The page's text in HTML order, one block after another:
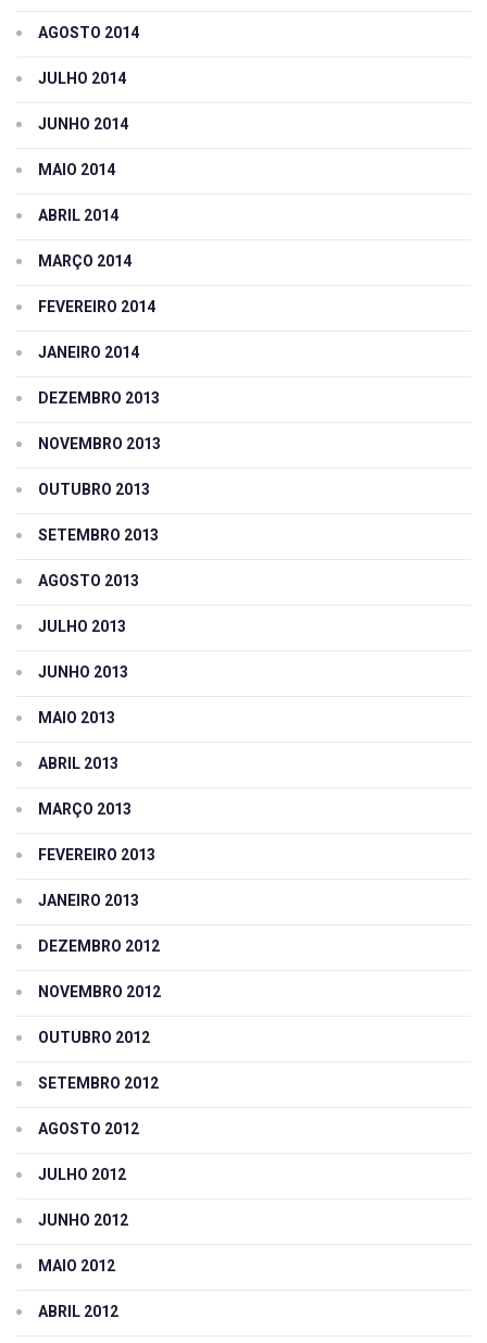
AGOSTO 2014
JULHO 2014
JUNHO 2014
MAIO 2014
ABRIL 2014
MARÇO 2014
FEVEREIRO 2014
JANEIRO 2014
DEZEMBRO 2013
NOVEMBRO 2013
OUTUBRO 2013
SETEMBRO 2013
AGOSTO 2013
JULHO 2013
JUNHO 2013
MAIO 2013
ABRIL 2013
MARÇO 2013
FEVEREIRO 2013
JANEIRO 2013
DEZEMBRO 2012
NOVEMBRO 2012
OUTUBRO 2012
SETEMBRO 2012
AGOSTO 2012
JULHO 2012
JUNHO 2012
MAIO 2012
ABRIL 2012